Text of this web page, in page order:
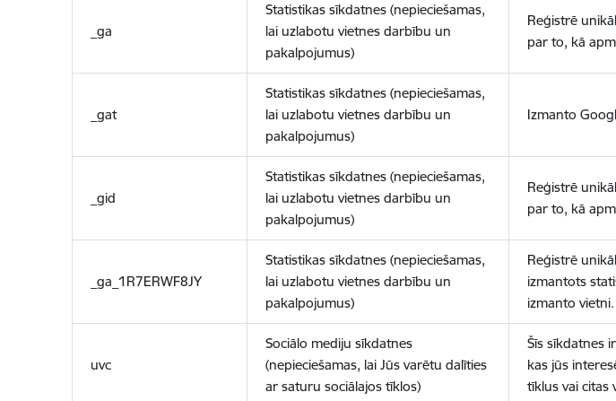
_ga
Statistikas sīkdatnes (nepieciešamas,
lai uzlabotu vietnes darbību un
pakalpojumus)
Reģistrē
par to, kā
_gat
Statistikas sīkdatnes (nepieciešamas,
lai uzlabotu vietnes darbību un
pakalpojumus)
Izmanto
_gid
Statistikas sīkdatnes (nepieciešamas,
lai uzlabotu vietnes darbību un
pakalpojumus)
Reģistrē
par to, kā
_ga_1R7ERWF8JY
Statistikas sīkdatnes (nepieciešamas,
lai uzlabotu vietnes darbību un
pakalpojumus)
Reģistrē
izmantots
izmanto vietni.
uvc
Sociālo mediju sīkdatnes
(nepieciešamas, lai Jūs varētu dalīties
ar saturu sociālajos tīklos)
Šīs sīkdatnes
kas jūs
tīklus vai citas